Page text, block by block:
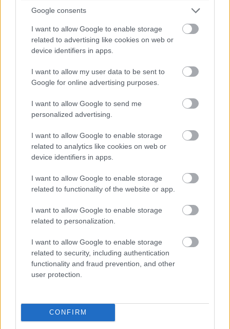
Google consents
I want to allow Google to enable storage
related to advertising like cookies on web or
device identifiers in apps.
I want to allow my user data to be sent to
Google for online advertising purposes.
I want to allow Google to send me
personalized advertising.
I want to allow Google to enable storage
related to analytics like cookies on web or
device identifiers in apps.
I want to allow Google to enable storage
related to functionality of the website or app.
I want to allow Google to enable storage
related to personalization.
I want to allow Google to enable storage
related to security, including authentication
functionality and fraud prevention, and other
user protection.
CONFIRM
futamot követően Hülkenberg, aki egymást
követő második hétvégén ért el top 10-es
eredményt. Mindenki, aki előttünk volt… vélhetően
kicsivel gyorsabb volt nálunk, szóval igazából
nem maradt ebben túl sok. Nyilván ez egy elég
magától értetődő egykiállásos futam volt mindenki
számára, tipikus alacsony kopásos verseny, ahol
nem sok minden történik.”
EZEKET IS AJÁNLJUK
FORMA-1
Bankot robbanthat a Ferrari Max
Verstappen megszerzéséért
FORMA-1
Sergio Perez válthatja Carlos
Sainzot a Williamsnél